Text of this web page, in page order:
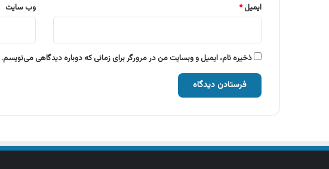
ایمیل* وب‌ سایت
ذخیره نام، ایمیل و وبسایت من در مرورگر برای زمانی که دوباره دیدگاهی می‌نویسم.